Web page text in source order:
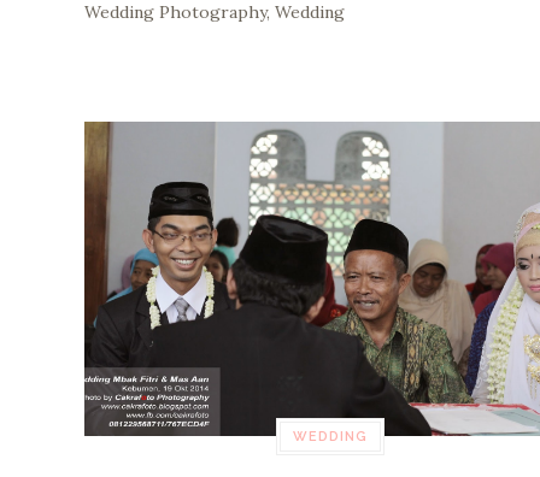
Wedding Photography, Wedding
WEDDING